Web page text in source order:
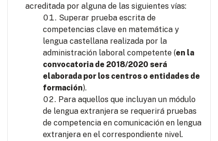
acreditada por alguna de las siguientes vías:
Superar prueba escrita de
competencias clave en matemática y
lengua castellana realizada por la
administración laboral competente (en la
convocatoria de 2018/2020 será
elaborada por los centros o entidades de
formación).
Para aquellos que incluyan un módulo
de lengua extranjera se requerirá pruebas
de competencia en comunicación en lengua
extranjera en el correspondiente nivel.